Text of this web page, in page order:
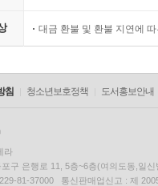
대금 환불 및 환불 지연에
침 청소년보호정책 도서홍보안내
라
구 은행로 11, 5층~6층(여의도동,일신
81-37000 통신판매업신고 : 제